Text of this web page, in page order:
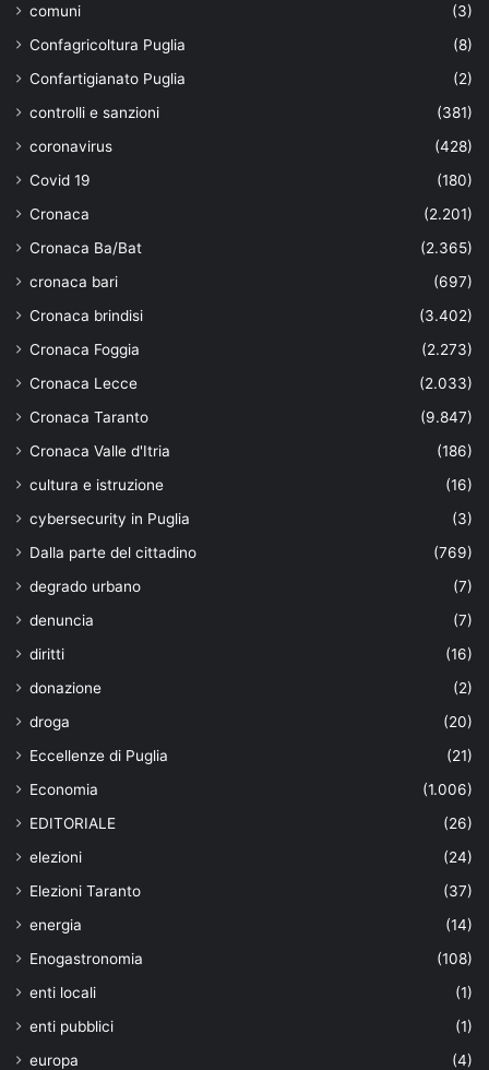
comuni
(3)
Confagricoltura Puglia
(8)
Confartigianato Puglia
(2)
controlli e sanzioni
(381)
coronavirus
(428)
Covid 19
(180)
Cronaca
(2.201)
Cronaca Ba/Bat
(2.365)
cronaca bari
(697)
Cronaca brindisi
(3.402)
Cronaca Foggia
(2.273)
Cronaca Lecce
(2.033)
Cronaca Taranto
(9.847)
Cronaca Valle d'Itria
(186)
cultura e istruzione
(16)
cybersecurity in Puglia
(3)
Dalla parte del cittadino
(769)
degrado urbano
(7)
denuncia
(7)
diritti
(16)
donazione
(2)
droga
(20)
Eccellenze di Puglia
(21)
Economia
(1.006)
EDITORIALE
(26)
elezioni
(24)
Elezioni Taranto
(37)
energia
(14)
Enogastronomia
(108)
enti locali
(1)
enti pubblici
(1)
europa
(4)